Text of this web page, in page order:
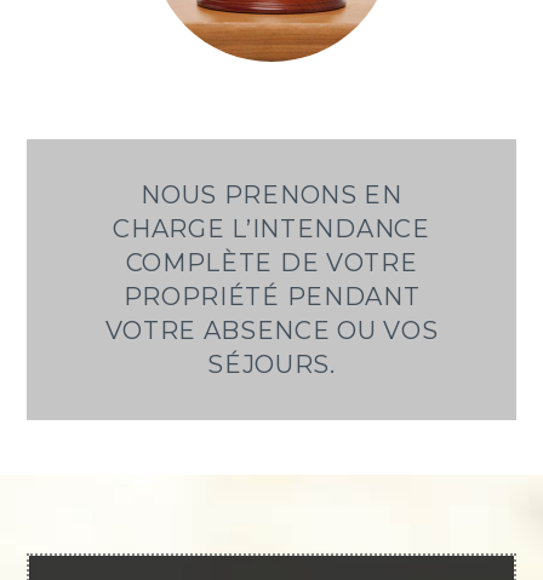
NOUS PRENONS EN
CHARGE L’INTENDANCE
COMPLÈTE DE VOTRE
PROPRIÉTÉ PENDANT
VOTRE ABSENCE OU VOS
SÉJOURS.